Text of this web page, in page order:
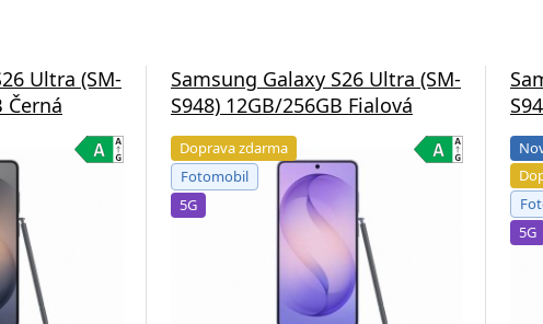
Ultra (SM-
Černá
Samsung Galaxy S26 Ultra (SM-
S948) 12GB/256GB Fialová
Doprava zdarma
Fotomobil
5G
5G